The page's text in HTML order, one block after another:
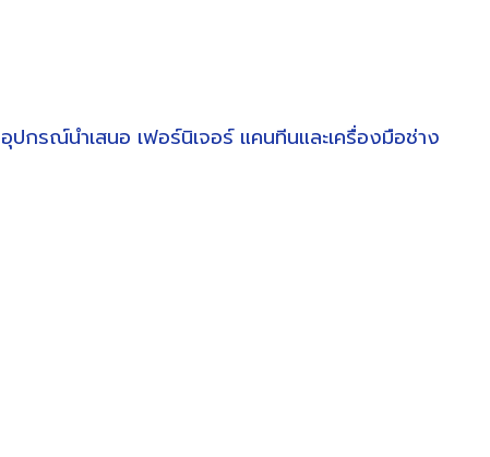
อุปกรณ์นำเสนอ เฟอร์นิเจอร์ แคนทีนและเครื่องมือช่าง